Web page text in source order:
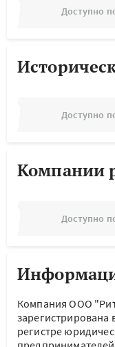
Доступно
Доступно
Компании
Доступно
Компания ООО
зарегистрирована
регистре